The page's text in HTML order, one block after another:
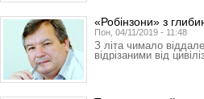
«Робінзони» з
Пон, 04/11/2019 - 11:48
З літа чимало
відрізаними від